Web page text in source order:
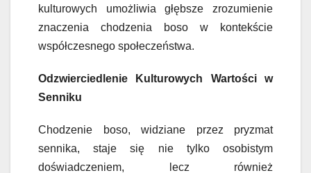
kulturowych umożliwia głębsze zrozumienie
znaczenia chodzenia boso w kontekście
współczesnego społeczeństwa.
Odzwierciedlenie Kulturowych Wartości w
Senniku
Chodzenie boso, widziane przez pryzmat
sennika, staje się nie tylko osobistym
doświadczeniem, lecz również